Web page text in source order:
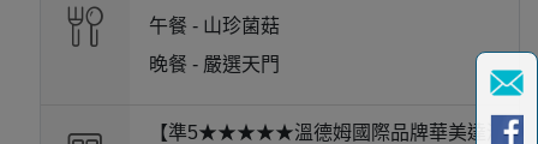
午餐 - 山珍菌菇
晚餐 - 嚴選天門
【準5★★★★★溫德姆國際品牌華美達酒